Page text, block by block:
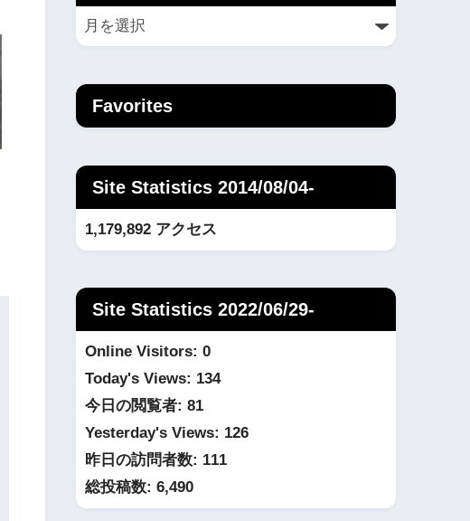
Favorites
Site Statistics 2014/08/04-
1,179,892 アクセス
Site Statistics 2022/06/29-
Online Visitors: 0
Today's Views: 134
今日の閲覧者: 81
Yesterday's Views: 126
昨日の訪問者数: 111
総投稿数: 6,490